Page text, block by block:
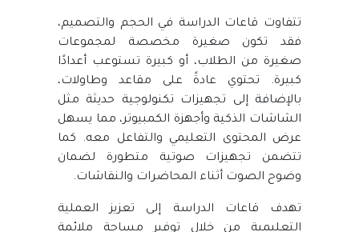
تتفاوت قاعات الدراسة في الحجم والتصميم،
فقد تكون صغيرة مخصصة لمجموعات
صغيرة من الطلاب، أو كبيرة تستوعب أعدادًا
كبيرة. تحتوي عادةً على مقاعد وطاولات،
بالإضافة إلى تجهيزات تكنولوجية حديثة مثل
الشاشات الذكية وأجهزة الكمبيوتر، مما يسهل
عرض المحتوى التعليمي والتفاعل معه. كما
تتضمن تجهيزات صوتية متطورة لضمان
وضوح الصوت أثناء المحاضرات والنقاشات.
تهدف قاعات الدراسة إلى تعزيز العملية
التعليمية من خلال توفير مساحة ملائمة